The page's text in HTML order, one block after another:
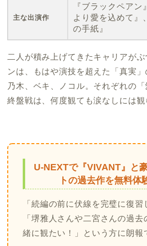
主な出演作
『ブラックペアン
より愛を込めて』
の手紙』
二人が積み上げてきたキャリアが
ンは、もはや演技を超えた「真実」
乃木、ベキ、ノコル。それぞれの
終盤戦は、何度観ても涙なしには観
U-NEXTで『VIVANT』と
トの過去作を無料体
「続編の前に伏線を完璧に復習
「堺雅人さんや二宮さんの過去
緒に観たい！」という方に朗報